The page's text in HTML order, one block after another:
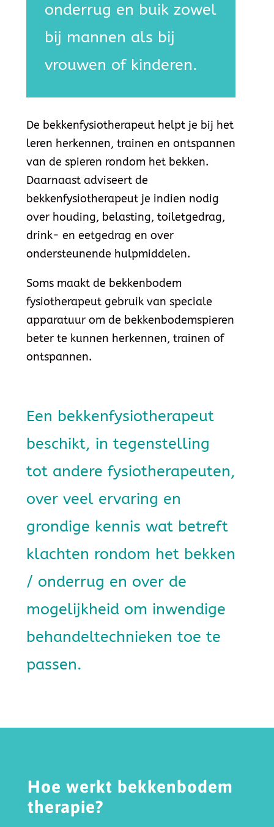
onderrug en buik zowel
bij mannen als bij
vrouwen of kinderen.
De bekkenfysiotherapeut helpt je bij het
leren herkennen, trainen en ontspannen
van de spieren rondom het bekken.
Daarnaast adviseert de
bekkenfysiotherapeut je indien nodig
over houding, belasting, toiletgedrag,
drink- en eetgedrag en over
ondersteunende hulpmiddelen.
Soms maakt de bekkenbodem
fysiotherapeut gebruik van speciale
apparatuur om de bekkenbodemspieren
beter te kunnen herkennen, trainen of
ontspannen.
Een bekkenfysiotherapeut
beschikt, in tegenstelling
tot andere fysiotherapeuten,
over veel ervaring en
grondige kennis wat betreft
klachten rondom het bekken
/ onderrug en over de
mogelijkheid om inwendige
behandeltechnieken toe te
passen.
Hoe werkt bekkenbodem
therapie?